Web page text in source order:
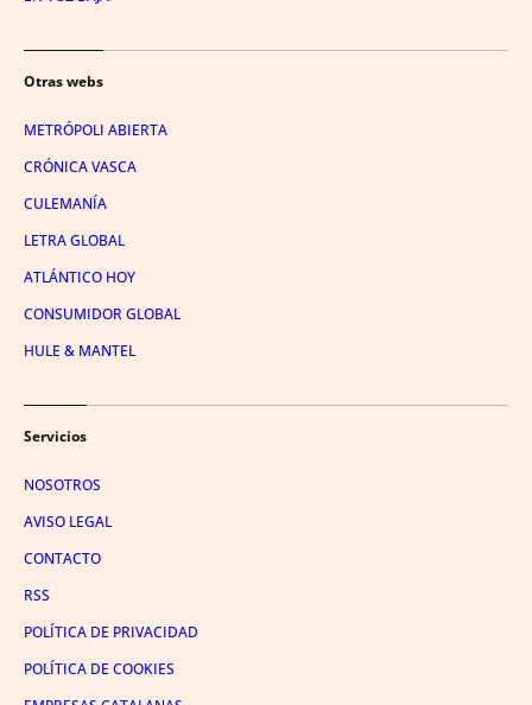
Otras webs
METRÓPOLI ABIERTA
CRÓNICA VASCA
CULEMANÍA
LETRA GLOBAL
ATLÁNTICO HOY
CONSUMIDOR GLOBAL
HULE & MANTEL
Servicios
NOSOTROS
AVISO LEGAL
CONTACTO
RSS
POLÍTICA DE PRIVACIDAD
POLÍTICA DE COOKIES